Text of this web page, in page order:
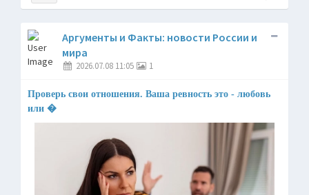
Аргументы и Факты: новости России и
мира
2026.07.08 11:05 1
Проверь свои отношения. Ваша ревность это - любовь
или �